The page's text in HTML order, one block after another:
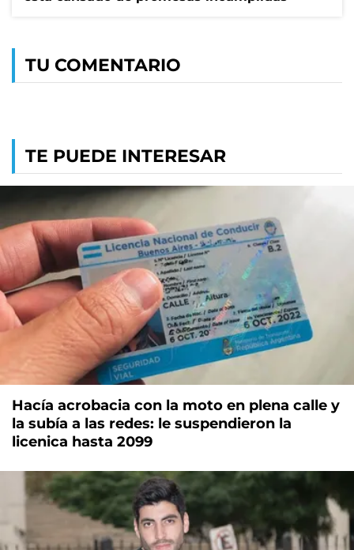
TU COMENTARIO
TE PUEDE INTERESAR
Hacía acrobacia con la moto en plena calle y
la subía a las redes: le suspendieron la
licenica hasta 2099